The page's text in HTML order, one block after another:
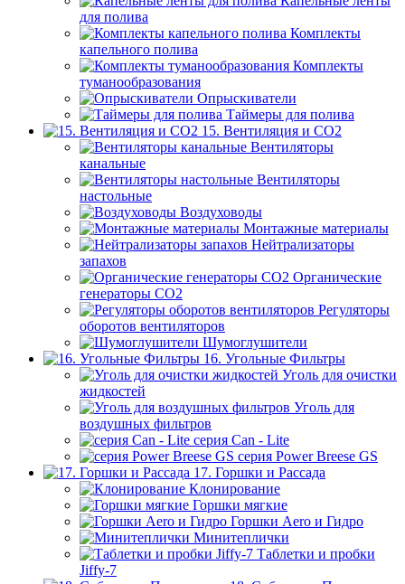
для полива
Комплекты
капельного полива
Комплекты
туманообразования
Опрыскиватели
Таймеры для полива
15. Вентиляция и CO2
Вентиляторы
канальные
Вентиляторы
настольные
Воздуховоды
Монтажные материалы
Нейтрализаторы
запахов
Органические
генераторы СО2
Регуляторы
оборотов вентиляторов
Шумоглушители
16. Угольные Фильтры
Уголь для очистки
жидкостей
Уголь для
воздушных фильтров
серия Can - Lite
серия Power Breese GS
17. Горшки и Рассада
Клонирование
Горшки мягкие
Горшки Aero и Гидро
Минитеплички
Таблетки и пробки
Jiffy-7